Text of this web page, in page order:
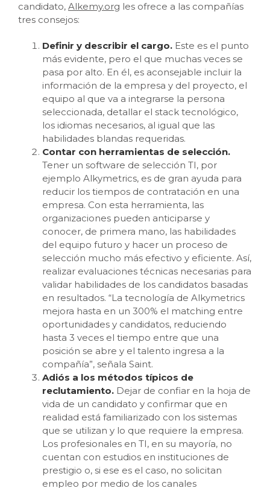
candidato, Alkemy.org les ofrece a las compañías
tres consejos:
Definir y describir el cargo. Este es el punto
más evidente, pero el que muchas veces se
pasa por alto. En él, es aconsejable incluir la
información de la empresa y del proyecto, el
equipo al que va a integrarse la persona
seleccionada, detallar el stack tecnológico,
los idiomas necesarios, al igual que las
habilidades blandas requeridas.
Contar con herramientas de selección.
Tener un software de selección TI, por
ejemplo Alkymetrics, es de gran ayuda para
reducir los tiempos de contratación en una
empresa. Con esta herramienta, las
organizaciones pueden anticiparse y
conocer, de primera mano, las habilidades
del equipo futuro y hacer un proceso de
selección mucho más efectivo y eficiente. Así,
realizar evaluaciones técnicas necesarias para
validar habilidades de los candidatos basadas
en resultados. “La tecnología de Alkymetrics
mejora hasta en un 300% el matching entre
oportunidades y candidatos, reduciendo
hasta 3 veces el tiempo entre que una
posición se abre y el talento ingresa a la
compañía”, señala Saint.
Adiós a los métodos típicos de
reclutamiento. Dejar de confiar en la hoja de
vida de un candidato y confirmar que en
realidad está familiarizado con los sistemas
que se utilizan y lo que requiere la empresa.
Los profesionales en TI, en su mayoría, no
cuentan con estudios en instituciones de
prestigio o, si ese es el caso, no solicitan
empleo por medio de los canales